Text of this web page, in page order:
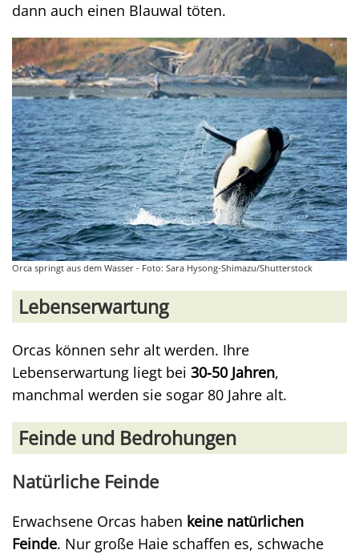
dann auch einen Blauwal töten.
Orca springt aus dem Wasser - Foto: Sara Hysong-Shimazu/Shutterstock
Lebenserwartung
Orcas können sehr alt werden. Ihre
Lebenserwartung liegt bei 30-50 Jahren,
manchmal werden sie sogar 80 Jahre alt.
Feinde und Bedrohungen
Natürliche Feinde
Erwachsene Orcas haben keine natürlichen
Feinde. Nur große Haie schaffen es, schwache